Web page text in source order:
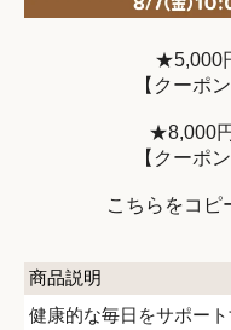
★5,000
【クーポ
★8,000
【クーポ
こちらをコピ
商品説明
健康的な毎日をサポー